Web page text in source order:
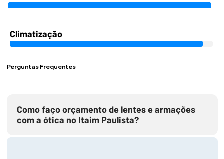
Perguntas Frequentes
Como faço orçamento de lentes e armações
com a ótica no Itaim Paulista?
Climatização